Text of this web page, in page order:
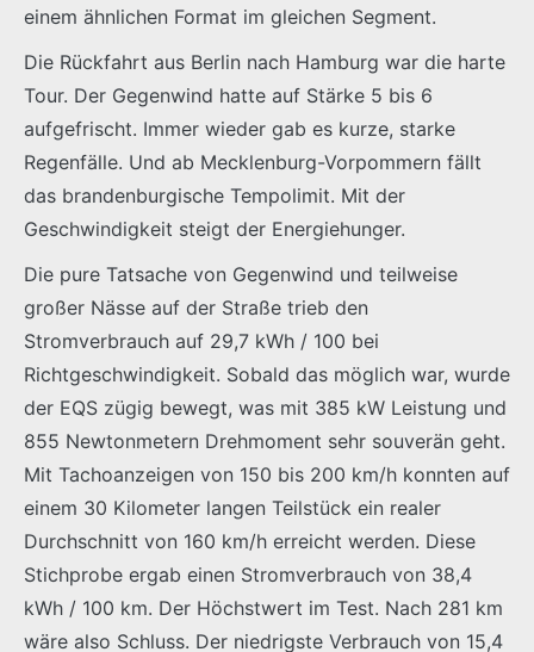
einem ähnlichen Format im gleichen Segment.
Die Rückfahrt aus Berlin nach Hamburg war die harte
Tour. Der Gegenwind hatte auf Stärke 5 bis 6
aufgefrischt. Immer wieder gab es kurze, starke
Regenfälle. Und ab Mecklenburg-Vorpommern fällt
das brandenburgische Tempolimit. Mit der
Geschwindigkeit steigt der Energiehunger.
Die pure Tatsache von Gegenwind und teilweise
großer Nässe auf der Straße trieb den
Stromverbrauch auf 29,7 kWh / 100 bei
Richtgeschwindigkeit. Sobald das möglich war, wurde
der EQS zügig bewegt, was mit 385 kW Leistung und
855 Newtonmetern Drehmoment sehr souverän geht.
Mit Tachoanzeigen von 150 bis 200 km/h konnten auf
einem 30 Kilometer langen Teilstück ein realer
Durchschnitt von 160 km/h erreicht werden. Diese
Stichprobe ergab einen Stromverbrauch von 38,4
kWh / 100 km. Der Höchstwert im Test. Nach 281 km
wäre also Schluss. Der niedrigste Verbrauch von 15,4